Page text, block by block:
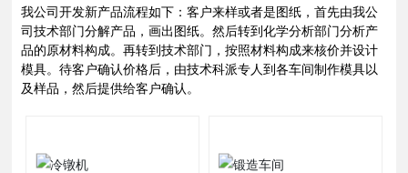
我公司开发新产品流程如下：客户来样或者是图纸，首先由我公
司技术部门分解产品，画出图纸。然后转到化学分析部门分析产
品的原材料构成。再转到技术部门，按照材料构成来核价并设计
模具。待客户确认价格后，由技术科派专人到各车间制作模具以
及样品，然后提供给客户确认。